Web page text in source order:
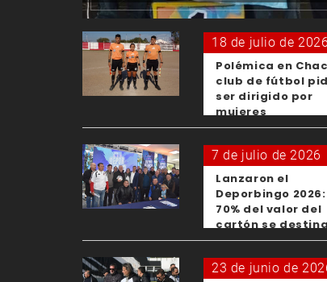
18 de julio de 2026
Polémica en
club de fútbol
ser dirigido por
mujeres
7 de julio de 2026
Lanzaron el
Deporbingo
70% del valor del
cartón se
para los clubes
23 de junio de